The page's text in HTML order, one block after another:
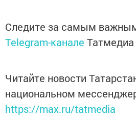
Следите за самым
Telegram-канале Татмедиа
Читайте новости
национальном
https://max.ru/tatmedia